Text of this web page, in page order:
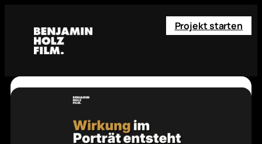
Projekt starten